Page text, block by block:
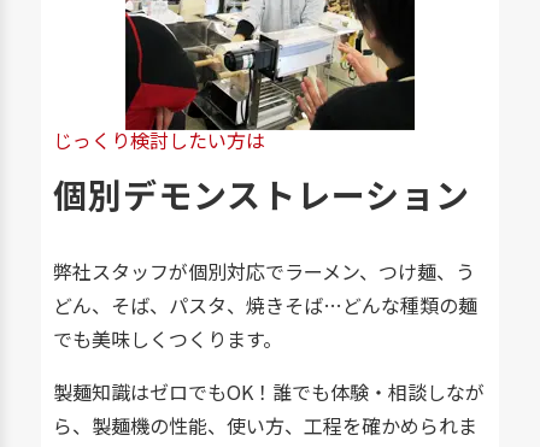
じっくり検討したい方は
個別デモンストレーション
弊社スタッフが個別対応でラーメン、つけ麺、う
どん、そば、パスタ、焼きそば…どんな種類の麺
でも美味しくつくります。
製麺知識はゼロでもOK！誰でも体験・相談しなが
ら、製麺機の性能、使い方、工程を確かめられま